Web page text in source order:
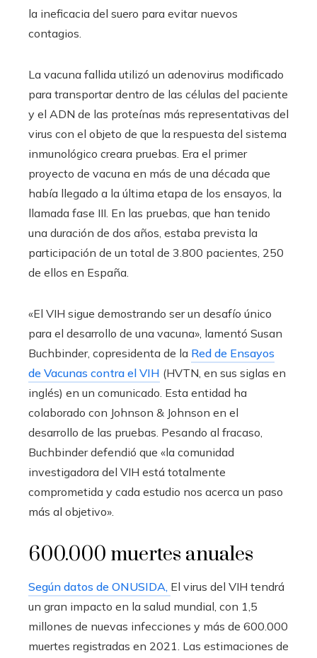
la ineficacia del suero para evitar nuevos
contagios.
La vacuna fallida utilizó un adenovirus modificado
para transportar dentro de las células del paciente
y el ADN de las proteínas más representativas del
virus con el objeto de que la respuesta del sistema
inmunológico creara pruebas. Era el primer
proyecto de vacuna en más de una década que
había llegado a la última etapa de los ensayos, la
llamada fase III. En las pruebas, que han tenido
una duración de dos años, estaba prevista la
participación de un total de 3.800 pacientes, 250
de ellos en España.
«El VIH sigue demostrando ser un desafío único
para el desarrollo de una vacuna», lamentó Susan
Buchbinder, copresidenta de la Red de Ensayos
de Vacunas contra el VIH (HVTN, en sus siglas en
inglés) en un comunicado. Esta entidad ha
colaborado con Johnson & Johnson en el
desarrollo de las pruebas. Pesando al fracaso,
Buchbinder defendió que «la comunidad
investigadora del VIH está totalmente
comprometida y cada estudio nos acerca un paso
más al objetivo».
600.000 muertes anuales
Según datos de ONUSIDA, El virus del VIH tendrá
un gran impacto en la salud mundial, con 1,5
millones de nuevas infecciones y más de 600.000
muertes registradas en 2021. Las estimaciones de